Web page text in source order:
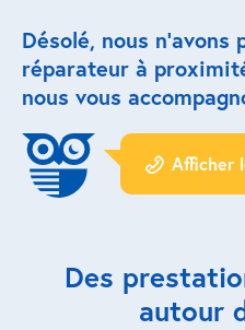
Réparation porte de garage
Modernisation et domotique
Centralisation volets roulants
Motoriser un volet roulant
Prestations ad-hoc
Désolé, nous n’avons
réparateur à
nous vous
Afficher
Des
autour